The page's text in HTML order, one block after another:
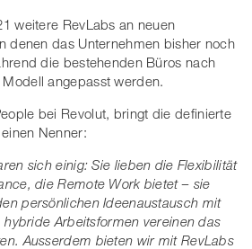
weitere RevLabs an neuen
denen das Unternehmen bisher noch
die bestehenden Büros nach
angepasst werden.
bei Revolut, bringt die definierte
Nenner:
sich einig: Sie lieben die Flexibilität
die Remote Work bietet – sie
persönlichen Ideenaustausch mit
Arbeitsformen vereinen das
Ausserdem bieten wir mit RevLabs